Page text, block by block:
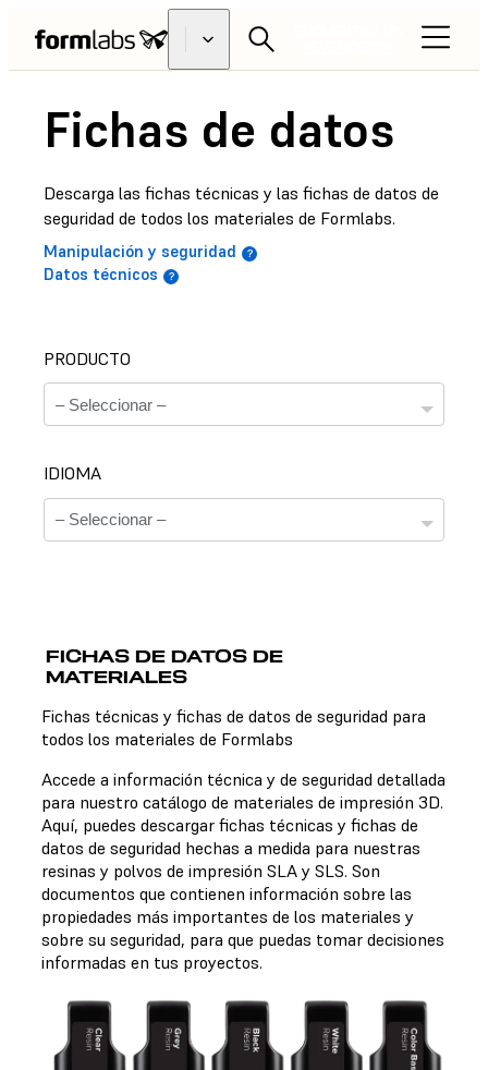
Fichas de datos
Descarga las fichas técnicas y las fichas de datos de
seguridad de todos los materiales de Formlabs.
Manipulación y seguridad
Datos técnicos
PRODUCTO
IDIOMA
No hay una ficha técnica disponible para el material
Fichas de datos de seguridad
No hay una ficha de datos de seguridad disponible para
el material elegido.
FICHAS DE DATOS DE
MATERIALES
Fichas técnicas y fichas de datos de seguridad para
todos los materiales de Formlabs
Accede a información técnica y de seguridad detallada
para nuestro catálogo de materiales de impresión 3D.
Aquí, puedes descargar fichas técnicas y fichas de
datos de seguridad hechas a medida para nuestras
resinas y polvos de impresión SLA y SLS. Son
documentos que contienen información sobre las
propiedades más importantes de los materiales y
sobre su seguridad, para que puedas tomar decisiones
informadas en tus proyectos.